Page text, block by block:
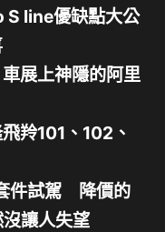
line優缺點大公
展上神隱的阿里
羚101、102、
件試駕 降價的
讓人失望